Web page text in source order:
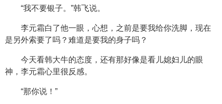
“我不要银子。”韩飞说。
李元霜白了他一眼，心想，之前是要我给你洗脚，现在
是另外索要了吗？难道是要我的身子吗？
今天看韩大牛的态度，还有那好像是看儿媳妇儿的眼
神，李元霜心里很反感。
“那你说！”